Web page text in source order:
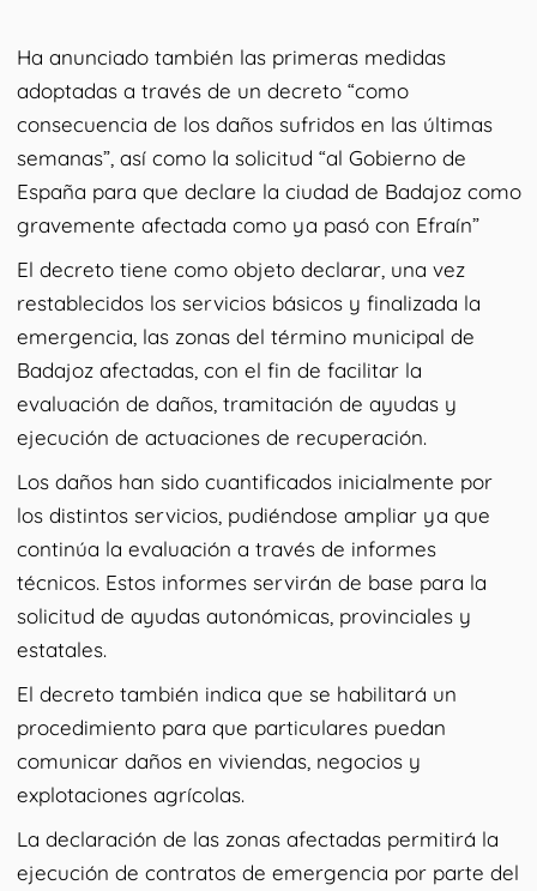
Ha anunciado también las primeras medidas
adoptadas a través de un decreto “como
consecuencia de los daños sufridos en las últimas
semanas”, así como la solicitud “al Gobierno de
España para que declare la ciudad de Badajoz como
gravemente afectada como ya pasó con Efraín”
El decreto tiene como objeto declarar, una vez
restablecidos los servicios básicos y finalizada la
emergencia, las zonas del término municipal de
Badajoz afectadas, con el fin de facilitar la
evaluación de daños, tramitación de ayudas y
ejecución de actuaciones de recuperación.
Los daños han sido cuantificados inicialmente por
los distintos servicios, pudiéndose ampliar ya que
continúa la evaluación a través de informes
técnicos. Estos informes servirán de base para la
solicitud de ayudas autonómicas, provinciales y
estatales.
El decreto también indica que se habilitará un
procedimiento para que particulares puedan
comunicar daños en viviendas, negocios y
explotaciones agrícolas.
La declaración de las zonas afectadas permitirá la
ejecución de contratos de emergencia por parte del